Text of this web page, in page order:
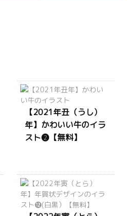
【2021年丑（うし）
年】かわいい牛のイラ
スト❷【無料】